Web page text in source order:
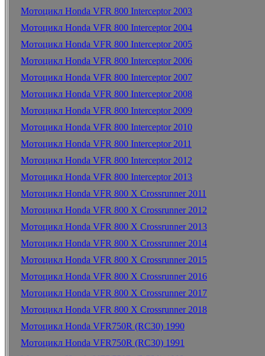
Мотоцикл Honda VFR 800 Interceptor 2003
Мотоцикл Honda VFR 800 Interceptor 2004
Мотоцикл Honda VFR 800 Interceptor 2005
Мотоцикл Honda VFR 800 Interceptor 2006
Мотоцикл Honda VFR 800 Interceptor 2007
Мотоцикл Honda VFR 800 Interceptor 2008
Мотоцикл Honda VFR 800 Interceptor 2009
Мотоцикл Honda VFR 800 Interceptor 2010
Мотоцикл Honda VFR 800 Interceptor 2011
Мотоцикл Honda VFR 800 Interceptor 2012
Мотоцикл Honda VFR 800 Interceptor 2013
Мотоцикл Honda VFR 800 X Crossrunner 2011
Мотоцикл Honda VFR 800 X Crossrunner 2012
Мотоцикл Honda VFR 800 X Crossrunner 2013
Мотоцикл Honda VFR 800 X Crossrunner 2014
Мотоцикл Honda VFR 800 X Crossrunner 2015
Мотоцикл Honda VFR 800 X Crossrunner 2016
Мотоцикл Honda VFR 800 X Crossrunner 2017
Мотоцикл Honda VFR 800 X Crossrunner 2018
Мотоцикл Honda VFR750R (RC30) 1990
Мотоцикл Honda VFR750R (RC30) 1991